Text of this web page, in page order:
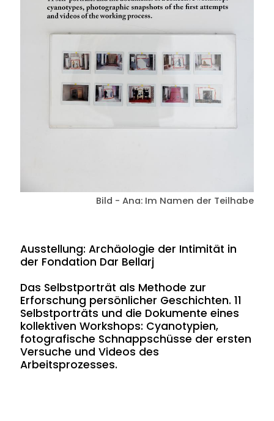
Bild - Ana: Im Namen der Teilhabe
Ausstellung: Archäologie der Intimität in
der Fondation Dar Bellarj
Das Selbstporträt als Methode zur
Erforschung persönlicher Geschichten. 11
Selbstporträts und die Dokumente eines
kollektiven Workshops: Cyanotypien,
fotografische Schnappschüsse der ersten
Versuche und Videos des
Arbeitsprozesses.